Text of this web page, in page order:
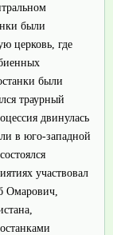
были
церковь, где
были
траурный
двинулась
в юго-западной
участвовал
Омарович,